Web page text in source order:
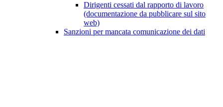
Dirigenti cessati dal rapporto di lavoro
(documentazione da pubblicare sul sito
web)
Sanzioni per mancata comunicazione dei dati